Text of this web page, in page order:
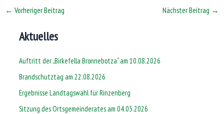
← Vorheriger Beitrag Nächster Beitrag →
Aktuelles
Auftritt der „Birkefella Bronnebotza“ am 10.08.2026
Brandschutztag am 22.08.2026
Ergebnisse Landtagswahl für Rinzenberg
Sitzung des Ortsgemeinderates am 04.03.2026